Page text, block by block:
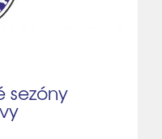
sezóny